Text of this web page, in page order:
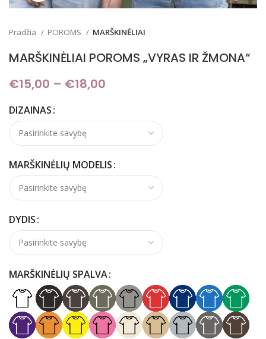
Pradžia POROMS MARŠKINĖLIAI
MARŠKINĖLIAI POROMS „VYRAS IR ŽMONA“
€15,00 – €18,00
DIZAINAS
MARŠKINĖLIŲ MODELIS
DYDIS
MARŠKINĖLIŲ SPALVA